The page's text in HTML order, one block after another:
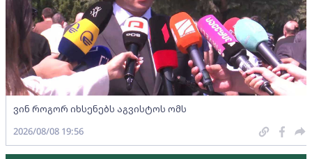
ვინ როგორ იხსენებს აგვისტოს ომს
2026/08/08 19:56